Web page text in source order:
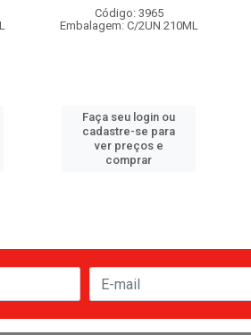
Código: 3965
Embalagem: C/2UN 210ML
Faça seu login ou
cadastre-se para
ver preços e
comprar